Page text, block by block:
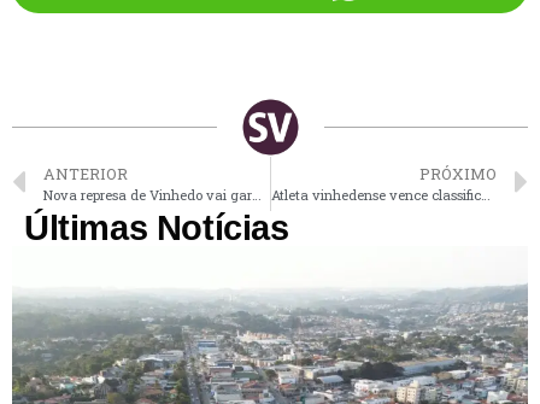
ANTERIOR PRÓXIMO
Atleta vinhedense vence classificatória e vai disputar Sul-Americano de Karatê
Últimas Notícias